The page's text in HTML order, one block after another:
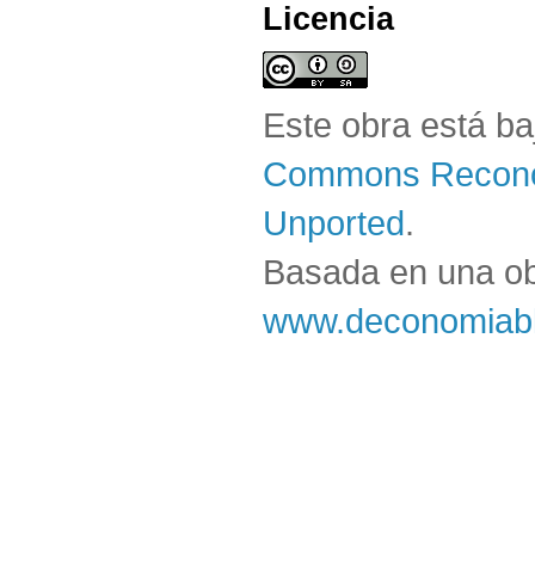
Licencia
Este obra está
Commons
Unported.
Basada en una